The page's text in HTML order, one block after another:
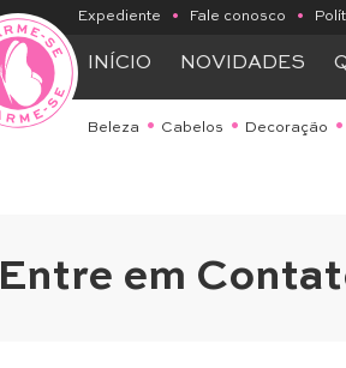
Expediente • Fale conosco •
INÍCIO NOVIDADES
Beleza Cabelos Decoração
Entre em